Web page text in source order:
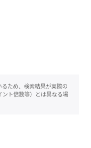
ため、検索結果が実際の
ント倍数等）とは異なる場